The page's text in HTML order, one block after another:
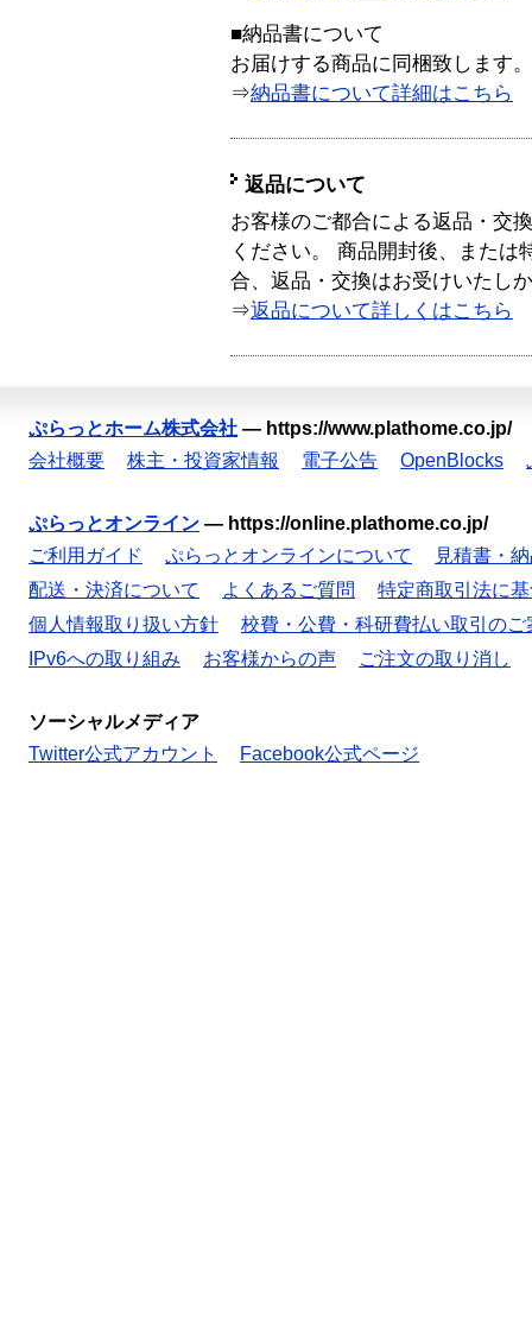
■納品書について
お届けする商品に同梱致します。
⇒納品書について詳細はこちら
返品について
お客様のご都合による返品・交
ください。 商品開封後、または
合、返品・交換はお受けいたし
⇒返品について詳しくはこちら
ぷらっとホーム株式会社 — https://www.plathome.co.jp/
会社概要
株主・投資家情報 電子公告 OpenBlocks
ぷらっとオンライン — https://online.plathome.co.jp/
ご利用ガイド
ぷらっとオンラインについて
見積書・
配送・決済について
よくあるご質問
特定商取引法に
個人情報取り扱い方針
校費・公費・科研費払い取引のご
IPv6への取り組み
お客様からの声 ご注文の取り消し
ソーシャルメディア
Twitter公式アカウント
Facebook公式ページ